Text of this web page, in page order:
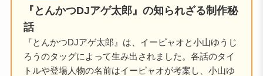
『とんかつDJアゲ太郎』の知られざる制作秘
話
『とんかつDJアゲ太郎』は、イーピャオと小山ゆうじ
ろうのタッグによって生み出されました。各話のタイ
トルや登場人物の名前はイーピャオが考案し、小山ゆ